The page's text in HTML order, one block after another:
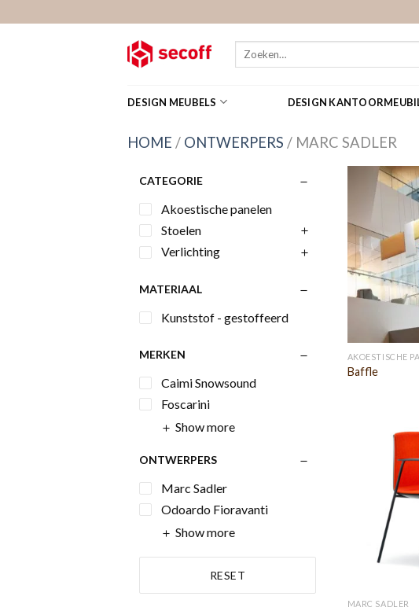
to
Zoeken
DESIGN MEUBELS DESIGN
HOME / ONTWERPERS / MARC SADLER
CATEGORIE
Akoestische panelen
Stoelen
Verlichting
MATERIAAL
Kunststof - gestoffeerd
MERKEN
Caimi Snowsound
Foscarini
Show more
ONTWERPERS
Marc Sadler
Odoardo Fioravanti
Show more
RESET
AKOESTISCHE
Baffle
MARC SADLER